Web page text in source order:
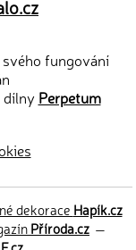
fungování
dílny Perpetum
dekorace Hapík.cz
Příroda.cz —